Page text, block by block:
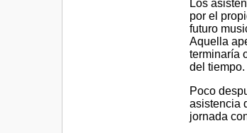
Los
por el
futuro
Aquella
terminaría
del tiempo.
Poco
asistencia
jornada